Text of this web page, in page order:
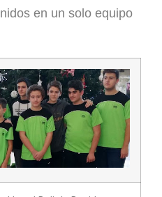
en un solo equipo